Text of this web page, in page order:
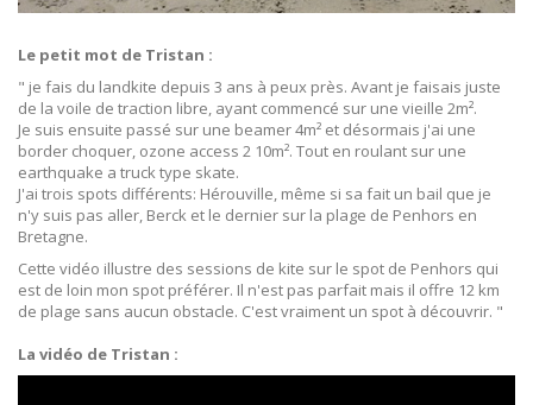
Le petit mot de Tristan :
" je fais du landkite depuis 3 ans à peux près. Avant je faisais juste
de la voile de traction libre, ayant commencé sur une vieille 2m².
Je suis ensuite passé sur une beamer 4m² et désormais j'ai une
border choquer, ozone access 2 10m². Tout en roulant sur une
earthquake a truck type skate.
J'ai trois spots différents: Hérouville, même si sa fait un bail que je
n'y suis pas aller, Berck et le dernier sur la plage de Penhors en
Bretagne.
Cette vidéo illustre des sessions de kite sur le spot de Penhors qui
est de loin mon spot préférer. Il n'est pas parfait mais il offre 12 km
de plage sans aucun obstacle. C'est vraiment un spot à découvrir. "
La vidéo de Tristan :